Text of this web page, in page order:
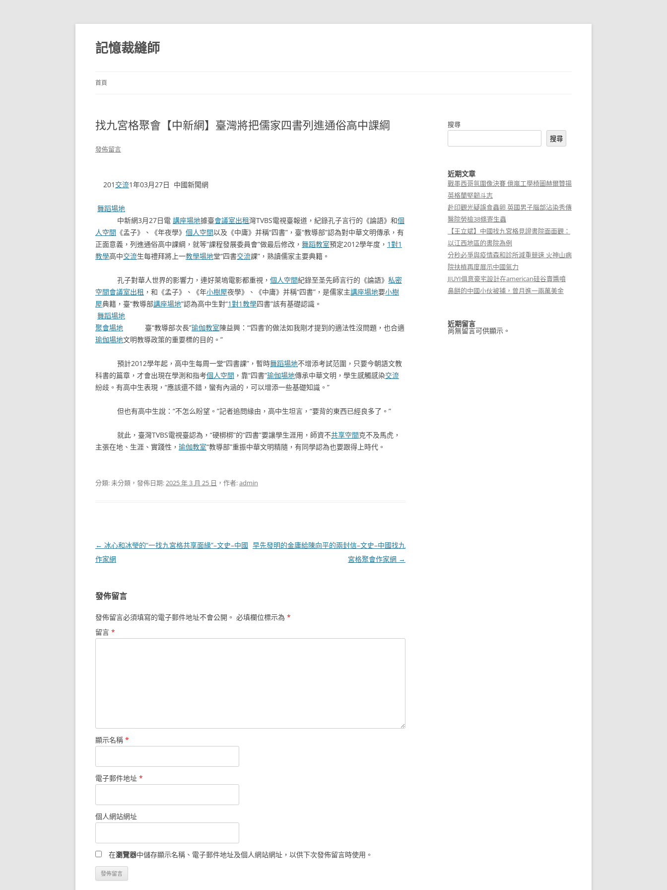
跳
主
要
內
記憶裁縫師
首頁
找九宮格聚會【中新網】臺灣將把儒家四書列進通俗高中課綱
發佈留言
201 交流1年03月27日 中國新聞網
舞蹈場地
中新網3月27日電 講座場地據臺會議室出租灣TVBS電視臺報道，紀錄孔子言行的《論語》和個
人空間 《孟子》、《年夜學》 個人空間以及《中庸》并稱“四書”，臺“教導部”認為對中華文明傳承，有
正面意義，列進通俗高中課綱，就等“課程發展委員會”做最后修改， 舞蹈教室預定2012學年度， 1對1
教學高中交流生每禮拜將上一教學場地堂“四書交流課”，熟讀儒家主要典籍。
孔子對華人世界的影響力，連好萊塢電影都重視， 個人空間紀錄至圣先師言行的《論語》 私密
空間會議室出租 ，和《孟子》、《年小樹屋夜學》、《中庸》并稱“四書”，是儒家主講座場地要小樹
屋典籍，臺“教導部講座場地”認為高中生對“1對1教學四書”該有基礎認識。
舞蹈場地
聚會場地 臺“教導部次長”瑜伽教室陳益興：“‘四書’的做法如我剛才提到的適法性沒問題，也合適
瑜伽場地文明教導政策的重要標的目的。”
預計2012學年起，高中生每周一堂“四書課”，暫時舞蹈場地不增添考試范圍，只要今朝語文教
科書的篇章，才會出現在學測和指考個人空間 ，靠“四書”瑜伽場地傳承中華文明，學生感觸感染交流
紛歧。有高中生表現，“應該還不錯，蠻有內涵的，可以增添一些基礎知識。”
但也有高中生說：“不怎么盼望。”記者追問緣由，高中生坦言，“要背的東西已經良多了。”
就此，臺灣TVBS電視臺認為，“硬梆梆”的“四書”要讓學生涯用，師資不共享空間克不及馬虎，
主張在地、生涯、實踐性， 瑜伽教室“教導部”重振中華文明精隨，有同學認為也要跟得上時代。
分類: 未分類，發佈日期:2025 年 3 月 25 日 ，作者:admin
文
章
← 冰心和冰瑩的“一找九宮格共享面緣”–文史–中國
作家網
早先發明的金庸給陳向平的兩封信–文史–中國找九
宮格聚會作家網 →
發佈留言
發佈留言必須填寫的電子郵件地址不會公開。 必填欄位標示為 *
留言 *
顯示名稱 *
電子郵件地址 *
個人網站網址
在瀏覽器中儲存顯示名稱、電子郵件地址及個人網站網址，以供下次發佈留言時使用。
搜尋
搜尋
近期文章
戰墨西哥氛圍像決賽 億嵐工學椅圖赫爾贊揚
英格蘭堅韌斗志
赴印觀光疑誤食蟲卵 英國男子腦部沾染秀傳
醫院勞檢38條寄生蟲
【王立斌】中國找九宮格見證書院面面觀：
以江西地區的書院為例
分秒必爭與疫情森和診所減重競速 火神山病
院扶植再度展示中國氣力
JIUYI俱意豪宅設計在american硅谷賣醬噴
鼻餅的中國小伙被捕，曾月進一兩萬美金
近期留言
尚無留言可供顯示。